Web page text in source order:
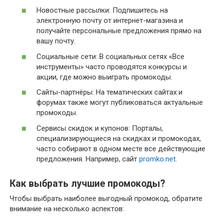
Новостные рассылки: Подпишитесь на
электронную почту от интернет-магазина и
получайте персональные предложения прямо на
вашу почту.
Социальные сети: В социальных сетях «Все
инструменты» часто проводятся конкурсы и
акции, где можно выиграть промокоды.
Сайты-партнёры: На тематических сайтах и
форумах также могут публиковаться актуальные
промокоды.
Сервисы скидок и купонов: Порталы,
специализирующиеся на скидках и промокодах,
часто собирают в одном месте все действующие
предложения. Например, сайт promko.net.
Как выбрать лучшие промокоды?
Чтобы выбрать наиболее выгодный промокод, обратите
внимание на несколько аспектов: